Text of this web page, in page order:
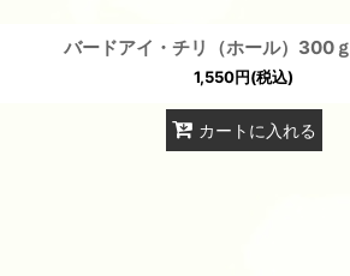
バードアイ・チリ（ホール）300ｇ
1,550円(税込)
カートに入れる